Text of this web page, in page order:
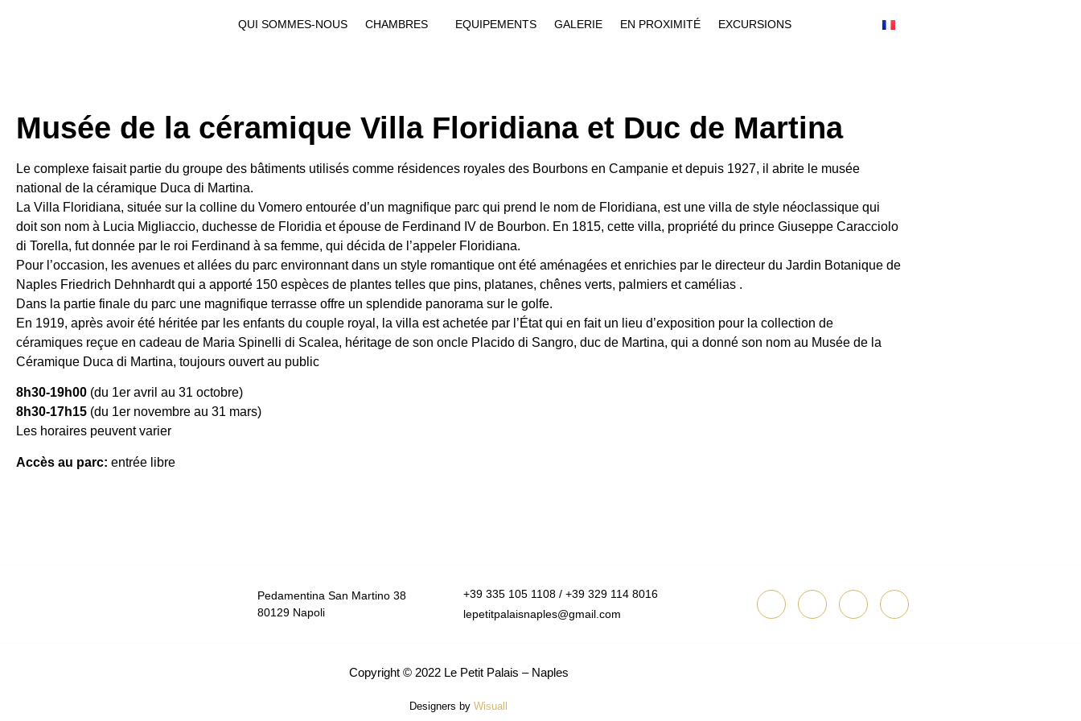
QUI SOMMES-NOUS CHAMBRES EQUIPEMENTS GALERIE EN PROXIMITÉ EXCURSIONS
Musée de la céramique Villa Floridiana et Duc de Martina
Le complexe faisait partie du groupe des bâtiments utilisés comme résidences royales des Bourbons en Campanie et depuis 1927, il abrite le musée
national de la céramique Duca di Martina.
La Villa Floridiana, située sur la colline du Vomero entourée d’un magnifique parc qui prend le nom de Floridiana, est une villa de style néoclassique qui
doit son nom à Lucia Migliaccio, duchesse de Floridia et épouse de Ferdinand IV de Bourbon. En 1815, cette villa, propriété du prince Giuseppe Caracciolo
di Torella, fut donnée par le roi Ferdinand à sa femme, qui décida de l’appeler Floridiana.
Pour l’occasion, les avenues et allées du parc environnant dans un style romantique ont été aménagées et enrichies par le directeur du Jardin Botanique de
Naples Friedrich Dehnhardt qui a apporté 150 espèces de plantes telles que pins, platanes, chênes verts, palmiers et camélias .
Dans la partie finale du parc une magnifique terrasse offre un splendide panorama sur le golfe.
En 1919, après avoir été héritée par les enfants du couple royal, la villa est achetée par l’État qui en fait un lieu d’exposition pour la collection de
céramiques reçue en cadeau de Maria Spinelli di Scalea, héritage de son oncle Placido di Sangro, duc de Martina, qui a donné son nom au Musée de la
Céramique Duca di Martina, toujours ouvert au public
8h30-19h00 (du 1er avril au 31 octobre)
8h30-17h15 (du 1er novembre au 31 mars)
Les horaires peuvent varier
Accès au parc: entrée libre
Pedamentina San Martino 38
80129 Napoli
+39 335 105 1108 / +39 329 114 8016
lepetitpalaisnaples@gmail.com
Copyright © 2022 Le Petit Palais – Naples
Designers by Wisuall